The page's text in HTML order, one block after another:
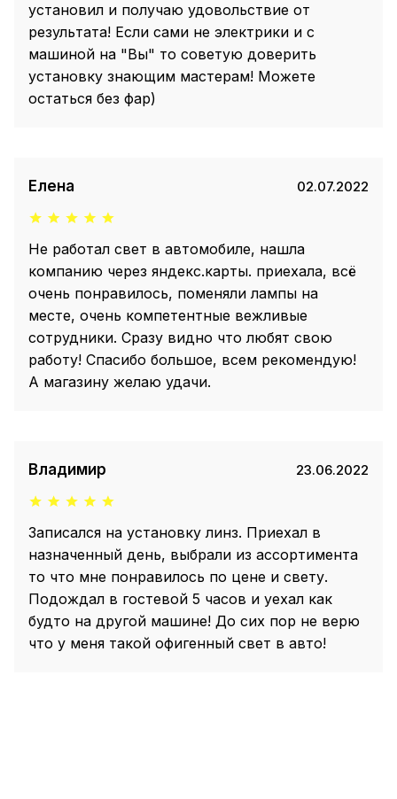
установил и получаю удовольствие от
результата! Если сами не электрики и с
машиной на "Вы" то советую доверить
установку знающим мастерам! Можете
остаться без фар)
Елена 02.07.2022
Не работал свет в автомобиле, нашла
компанию через яндекс.карты. приехала, всё
очень понравилось, поменяли лампы на
месте, очень компетентные вежливые
сотрудники. Сразу видно что любят свою
работу! Спасибо большое, всем рекомендую!
А магазину желаю удачи.
Владимир 23.06.2022
Записался на установку линз. Приехал в
назначенный день, выбрали из ассортимента
то что мне понравилось по цене и свету.
Подождал в гостевой 5 часов и уехал как
будто на другой машине! До сих пор не верю
что у меня такой офигенный свет в авто!